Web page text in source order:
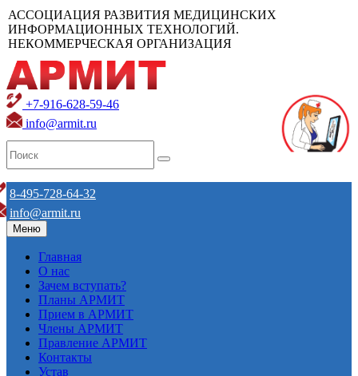
АССОЦИАЦИЯ РАЗВИТИЯ МЕДИЦИНСКИХ
ИНФОРМАЦИОННЫХ ТЕХНОЛОГИЙ.
НЕКОММЕРЧЕСКАЯ ОРГАНИЗАЦИЯ
+7-916-628-59-46
info@armit.ru
8-495-728-64-32
info@armit.ru
Меню
Главная
О нас
Зачем вступать?
Планы АРМИТ
Прием в АРМИТ
Члены АРМИТ
Правление АРМИТ
Контакты
Устав